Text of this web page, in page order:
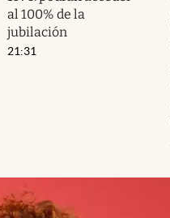
al 100% de la
jubilación
21:31